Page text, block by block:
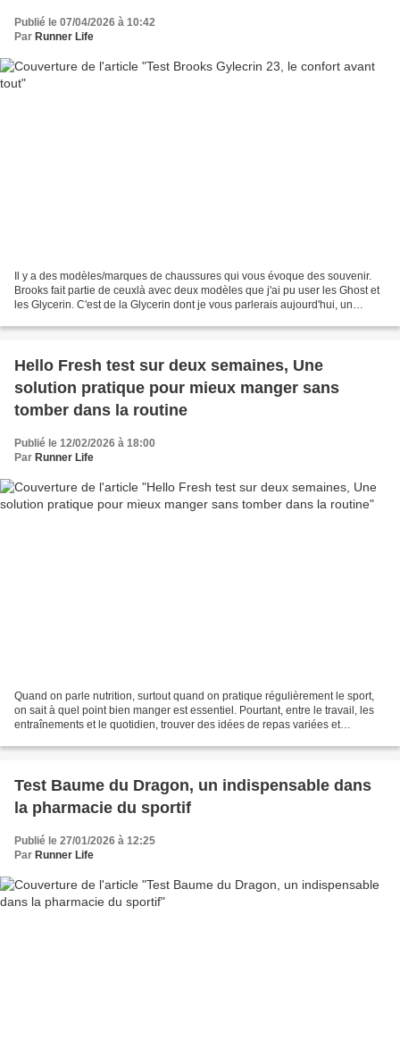
Publié le 07/04/2026 à 10:42
Par Runner Life
Il y a des modèles/marques de chaussures qui vous évoque des souvenir.
Brooks fait partie de ceuxlà avec deux modèles que j'ai pu user les Ghost et
les Glycerin. C'est de la Glycerin dont je vous parlerais aujourd'hui, un
Hello Fresh test sur deux semaines, Une
solution pratique pour mieux manger sans
tomber dans la routine
Publié le 12/02/2026 à 18:00
Par Runner Life
Quand on parle nutrition, surtout quand on pratique régulièrement le sport,
on sait à quel point bien manger est essentiel. Pourtant, entre le travail, les
entraînements et le quotidien, trouver des idées de repas variées et
Test Baume du Dragon, un indispensable dans
la pharmacie du sportif
Publié le 27/01/2026 à 12:25
Par Runner Life